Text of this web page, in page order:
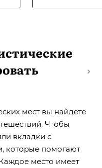
мест вы найдете
Чтобы
вкладки с
которые помогают
место имеет